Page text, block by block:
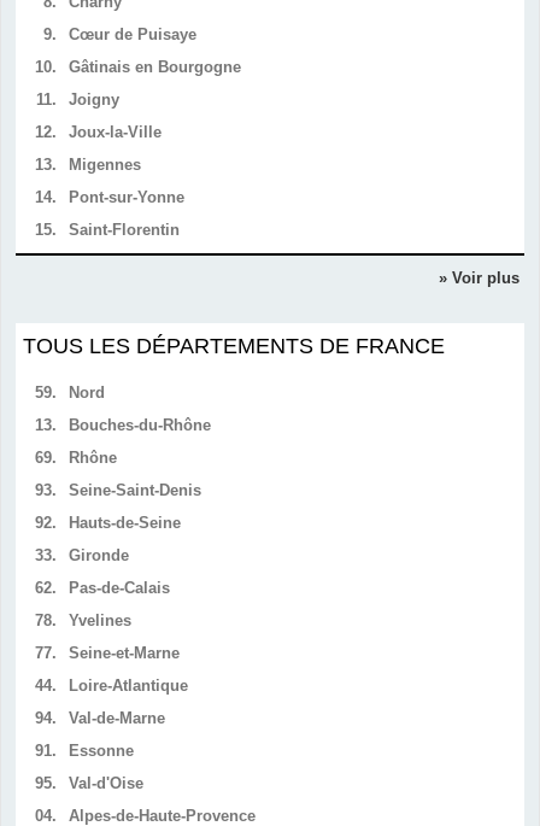
9.
Cœur de Puisaye
10.
Gâtinais en Bourgogne
11.
Joigny
12.
Joux-la-Ville
13.
Migennes
14.
Pont-sur-Yonne
15.
Saint-Florentin
» Voir plus
TOUS LES DÉPARTEMENTS DE FRANCE
59.
Nord
13.
Bouches-du-Rhône
69.
Rhône
93.
Seine-Saint-Denis
92.
Hauts-de-Seine
33.
Gironde
62.
Pas-de-Calais
78.
Yvelines
77.
Seine-et-Marne
44.
Loire-Atlantique
94.
Val-de-Marne
91.
Essonne
95.
Val-d'Oise
04.
Alpes-de-Haute-Provence